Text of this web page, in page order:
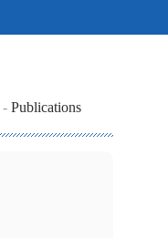
- Publications